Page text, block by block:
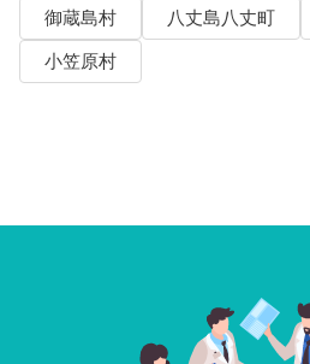
御蔵島村
八丈島八丈町
小笠原村